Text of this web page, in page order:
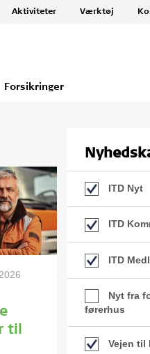
Aktiviteter Værktøj
Forsikringer
til
ITD Nyt
ITD
ITD
Nyt fra
førerhus
Vejen til